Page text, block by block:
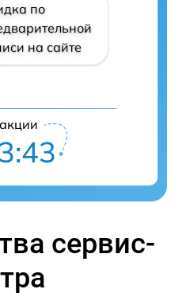
по
на сайте
сервис-